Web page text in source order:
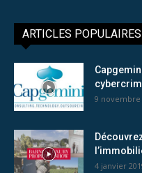
ARTICLES POPULAIRES
9 novembre
4 janvier